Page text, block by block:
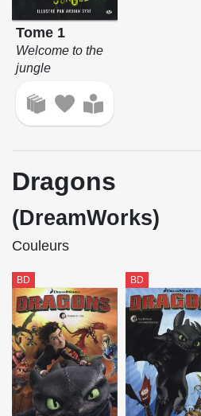
Tome 1
Welcome to the
jungle
Dragons
(DreamWorks)
Couleurs
BD BD